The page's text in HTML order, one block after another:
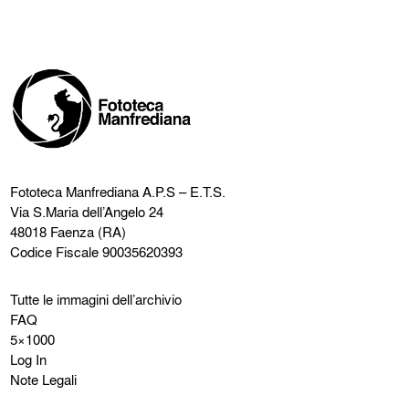
Fototeca ManfredianaA.P.S – E.T.S.
Via S.Maria dell’Angelo 24
48018 Faenza (RA)
Codice Fiscale 90035620393
Tutte le immagini dell’archivio
FAQ
5×1000
Log In
Note Legali